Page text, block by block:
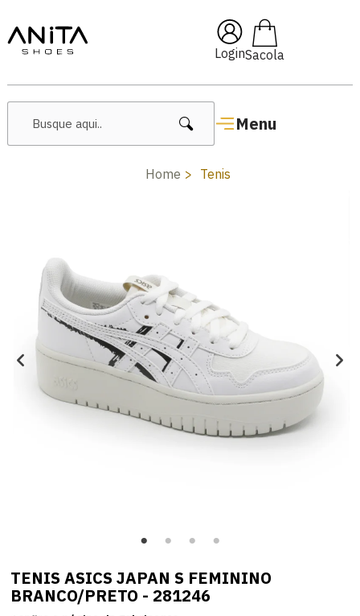
Login
Menu
🔥 Lançamentos Femininos
Home Tenis
TENIS ASICS JAPAN S FEMININO
BRANCO/PRETO - 281246